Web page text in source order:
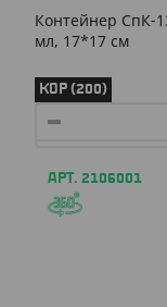
Контейнер СпК-
мл, 17*17 см
КОР (200)
АРТ. 2106001